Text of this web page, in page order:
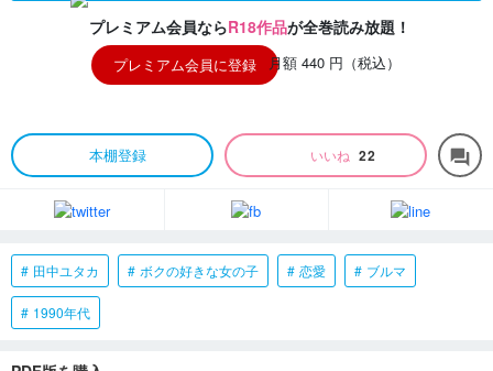
プレミアム会員ならR18作品が全巻読み放題！
プレミアム会員に登録 月額 440 円（税込）
本棚登録 いいね 22 forum
田中ユタカ ボクの好きな女の子 恋愛 ブルマ
1990年代